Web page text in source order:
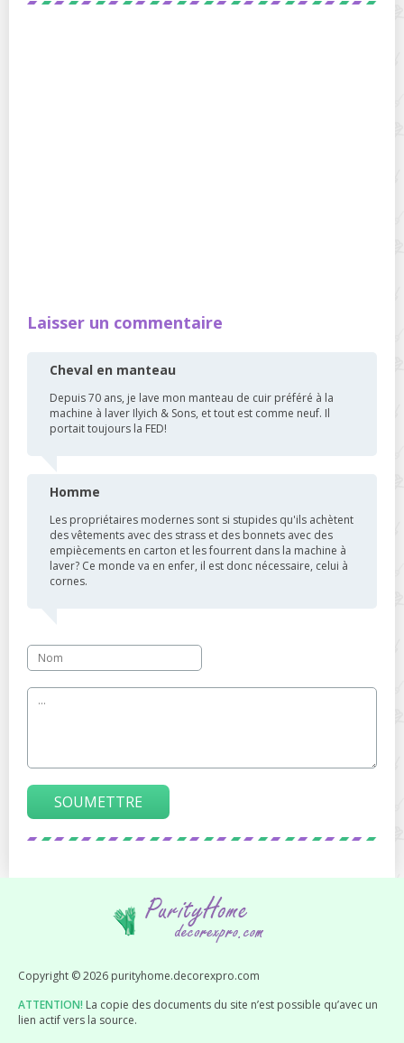
Laisser un commentaire
Cheval en manteau
Depuis 70 ans, je lave mon manteau de cuir préféré à la
machine à laver Ilyich & Sons, et tout est comme neuf. Il
portait toujours la FED!
Homme
Les propriétaires modernes sont si stupides qu'ils achètent
des vêtements avec des strass et des bonnets avec des
empiècements en carton et les fourrent dans la machine à
laver? Ce monde va en enfer, il est donc nécessaire, celui à
cornes.
SOUMETTRE
Copyright © 2026 purityhome.decorexpro.com
ATTENTION! La copie des documents du site n’est possible qu’avec un
lien actif vers la source.